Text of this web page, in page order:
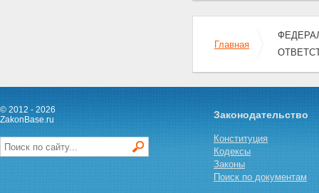
Главная
© 2012 - 2026
ZakonBase.ru
Законодательство
Конституция
Кодексы
Законы
Поиск по документам